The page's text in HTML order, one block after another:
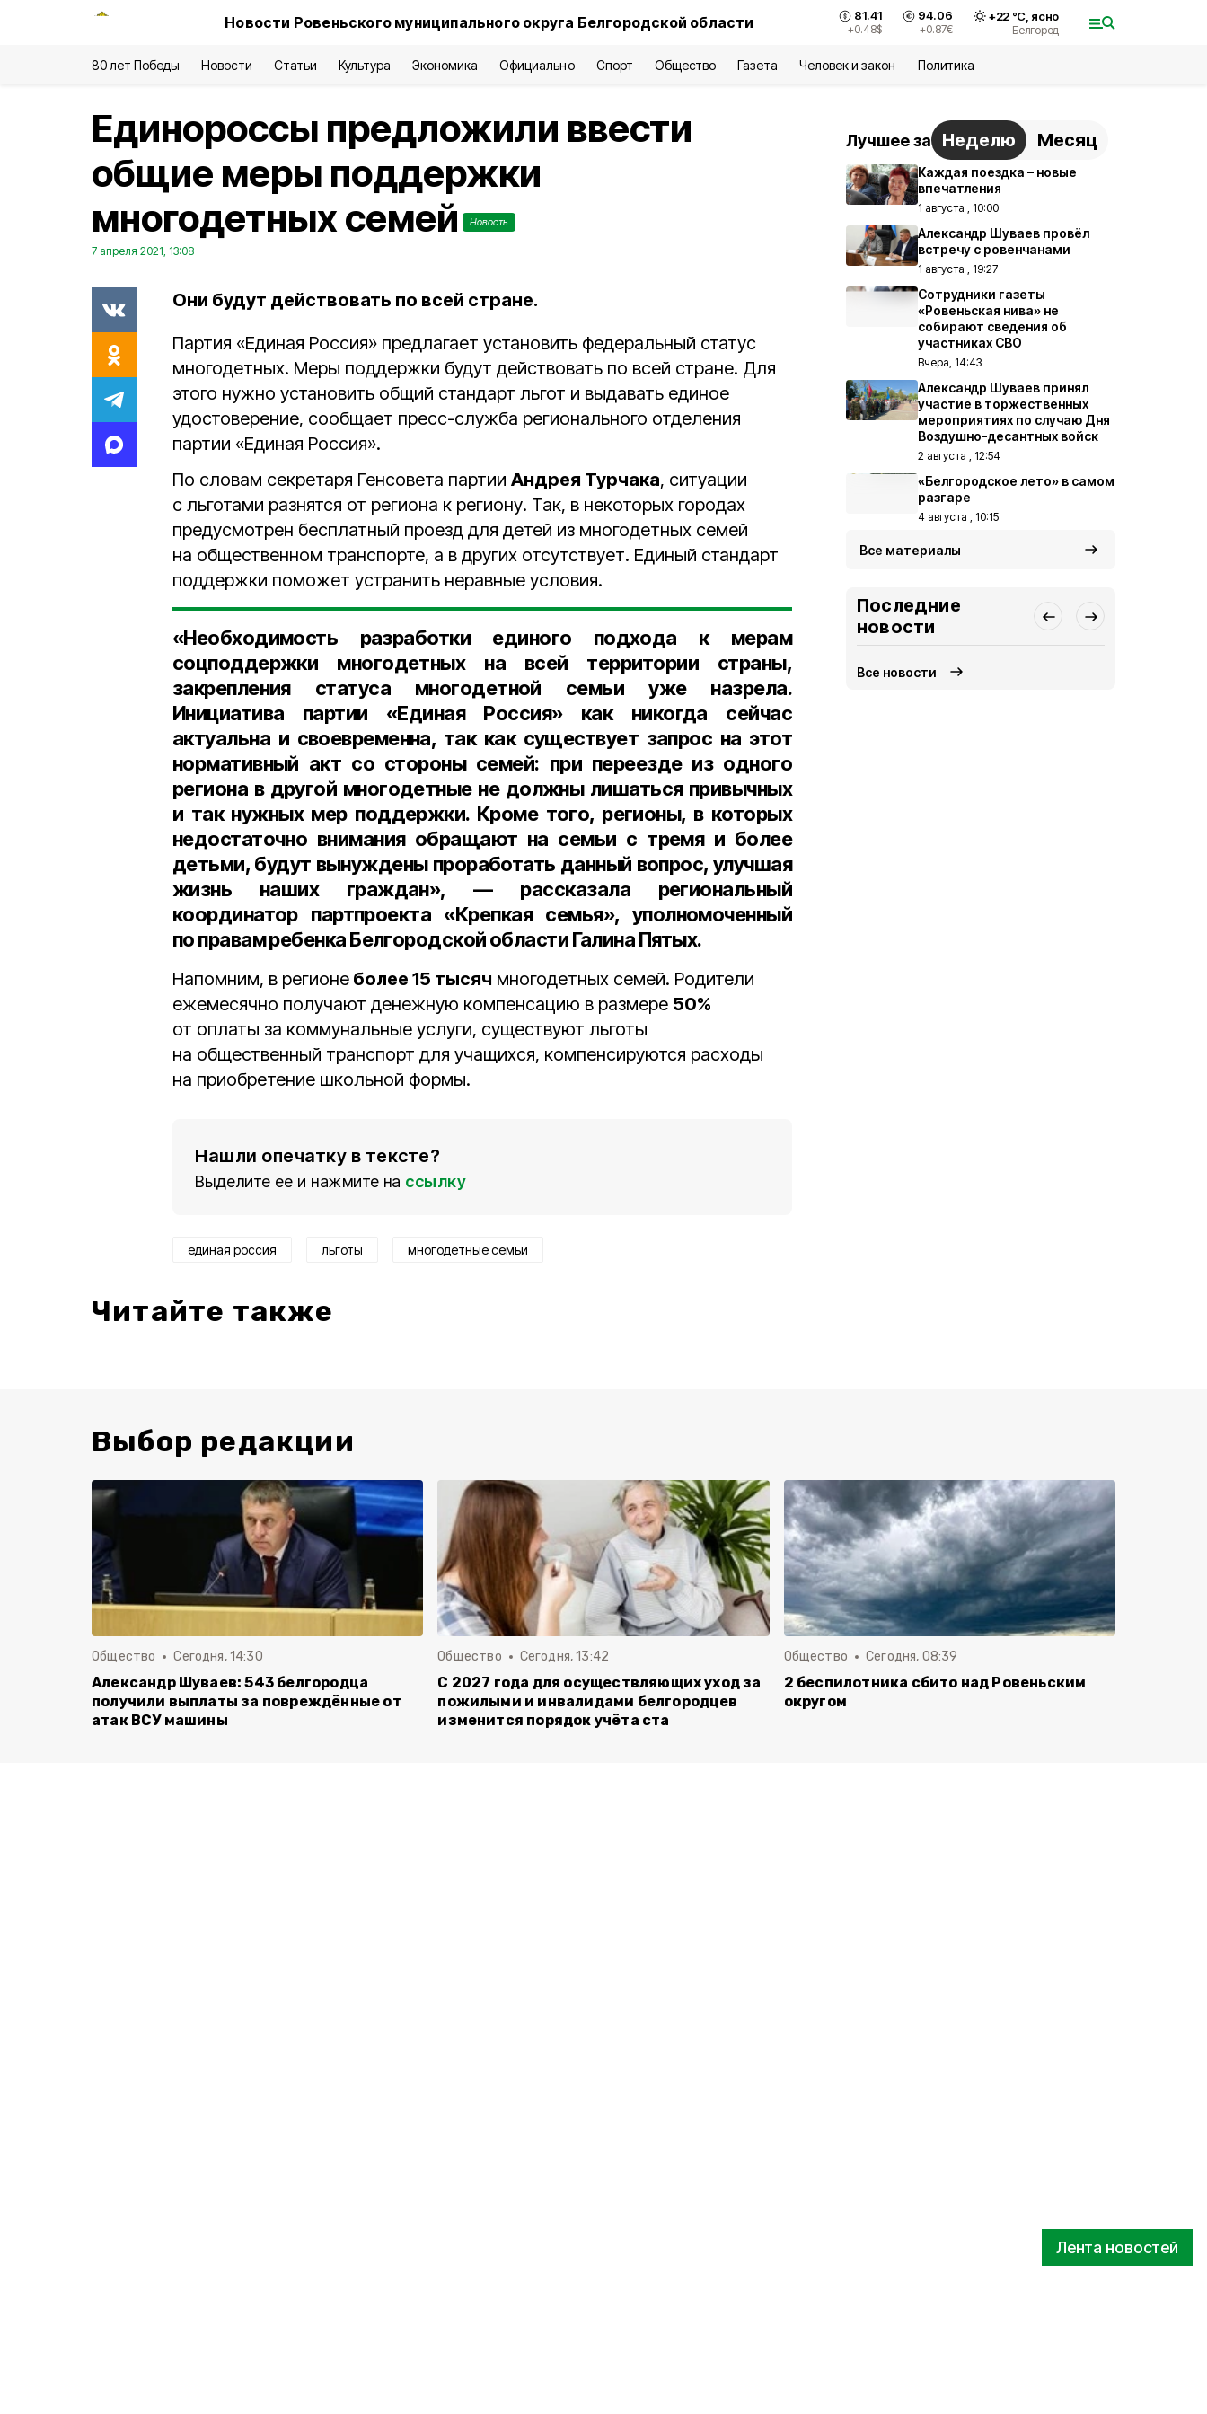
Новости Ровеньского муниципального округа Белгородской области 81.41
+0.48$
94.06
+0.87€
+22°С, ясно
Белгород
80 лет Победы Новости Статьи Культура Экономика Официально Спорт Общество Газета Человек и закон Политика
Лента новостей
Единороссы предложили ввести
общие меры поддержки
многодетных семей
Новость
7 апреля 2021, 13:08
Они будут действовать по всей стране.
Партия «Единая Россия» предлагает установить федеральный статус
многодетных. Меры поддержки будут действовать по всей стране. Для
этого нужно установить общий стандарт льгот и выдавать единое
удостоверение, сообщает пресс-служба регионального отделения
партии «Единая Россия».
По словам секретаря Генсовета партии Андрея Турчака, ситуации
с льготами разнятся от региона к региону. Так, в некоторых городах
предусмотрен бесплатный проезд для детей из многодетных семей
на общественном транспорте, а в других отсутствует. Единый стандарт
поддержки поможет устранить неравные условия.
«Необходимость разработки единого подхода к мерам
соцподдержки многодетных на всей территории страны,
закрепления статуса многодетной семьи уже назрела.
Инициатива партии «Единая Россия» как никогда сейчас
актуальна и своевременна, так как существует запрос на этот
нормативный акт со стороны семей: при переезде из одного
региона в другой многодетные не должны лишаться привычных
и так нужных мер поддержки. Кроме того, регионы, в которых
недостаточно внимания обращают на семьи с тремя и более
детьми, будут вынуждены проработать данный вопрос, улучшая
жизнь наших граждан», — рассказала региональный
координатор партпроекта «Крепкая семья», уполномоченный
по правам ребенка Белгородской области Галина Пятых.
Напомним, в регионе более 15 тысяч многодетных семей. Родители
ежемесячно получают денежную компенсацию в размере 50%
от оплаты за коммунальные услуги, существуют льготы
на общественный транспорт для учащихся, компенсируются расходы
на приобретение школьной формы.
Нашли опечатку в тексте?
Выделите ее и нажмите на ссылку
единая россия льготы многодетные семьи
Читайте также
Лучшее за Неделю Месяц
Каждая поездка – новые
впечатления
1 августа , 10:00
Александр Шуваев провёл
встречу с ровенчанами
1 августа , 19:27
Сотрудники газеты
«Ровеньская нива» не
собирают сведения об
участниках СВО
Вчера, 14:43
Александр Шуваев принял
участие в торжественных
мероприятиях по случаю Дня
Воздушно-десантных войск
2 августа , 12:54
«Белгородское лето» в самом
разгаре
4 августа , 10:15
Все материалы
Последние
новости
Все новости
Выбор редакции
Общество Сегодня, 14:30
Александр Шуваев: 543 белгородца
получили выплаты за повреждённые от
атак ВСУ машины
Общество Сегодня, 13:42
С 2027 года для осуществляющих уход за
пожилыми и инвалидами белгородцев
изменится порядок учёта ста
Общество Сегодня, 08:39
2 беспилотника сбито над Ровеньским
округом